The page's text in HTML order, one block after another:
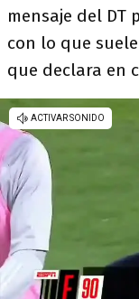
mensaje del
con lo que
que declara en